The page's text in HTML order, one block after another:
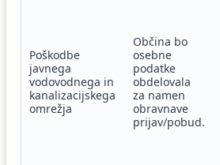
Poškodbe
javnega
vodovodnega in
kanalizacijskega
omrežja
Občina bo
osebne
podatke
obdelovala
za namen
obravnave
prijav/pobud.